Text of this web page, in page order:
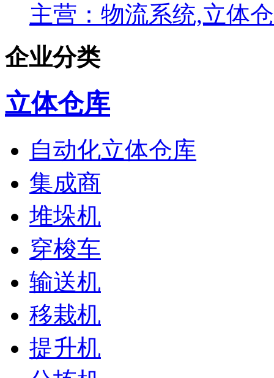
主营：物流系统,立体
企业分类
立体仓库
自动化立体仓库
集成商
堆垛机
穿梭车
输送机
移栽机
提升机